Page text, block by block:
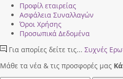
Προφίλ εταιρείας
Ασφάλεια Συναλλαγών
Όροι Χρήσης
Προσωπικά Δεδομένα
Για απορίες δείτε τις... Συχνές
Μάθε τα νέα & τις προσφορές μας